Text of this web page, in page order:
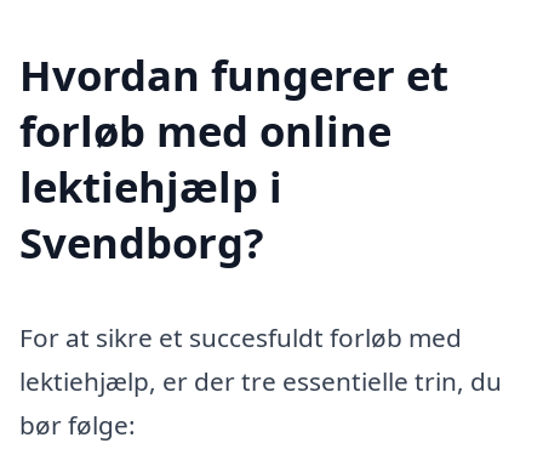
Hvordan fungerer et
forløb med online
lektiehjælp i
Svendborg?
For at sikre et succesfuldt forløb med
lektiehjælp, er der tre essentielle trin, du
bør følge: